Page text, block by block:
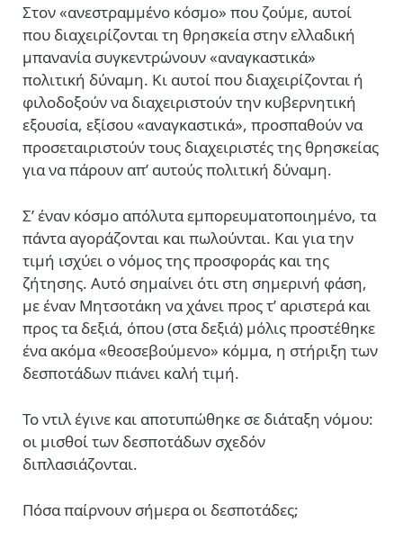
Στον «ανεστραμμένο κόσμο» που ζούμε, αυτοί
που διαχειρίζονται τη θρησκεία στην ελλαδική
μπανανία συγκεντρώνουν «αναγκαστικά»
πολιτική δύναμη. Κι αυτοί που διαχειρίζονται ή
φιλοδοξούν να διαχειριστούν την κυβερνητική
εξουσία, εξίσου «αναγκαστικά», προσπαθούν να
προσεταιριστούν τους διαχειριστές της θρησκείας
για να πάρουν απ’ αυτούς πολιτική δύναμη.
Σ’ έναν κόσμο απόλυτα εμπορευματοποιημένο, τα
πάντα αγοράζονται και πωλούνται. Και για την
τιμή ισχύει ο νόμος της προσφοράς και της
ζήτησης. Αυτό σημαίνει ότι στη σημερινή φάση,
με έναν Μητσοτάκη να χάνει προς τ’ αριστερά και
προς τα δεξιά, όπου (στα δεξιά) μόλις προστέθηκε
ένα ακόμα «θεοσεβούμενο» κόμμα, η στήριξη των
δεσποτάδων πιάνει καλή τιμή.
Το ντιλ έγινε και αποτυπώθηκε σε διάταξη νόμου:
οι μισθοί των δεσποτάδων σχεδόν
διπλασιάζονται.
Πόσα παίρνουν σήμερα οι δεσποτάδες;